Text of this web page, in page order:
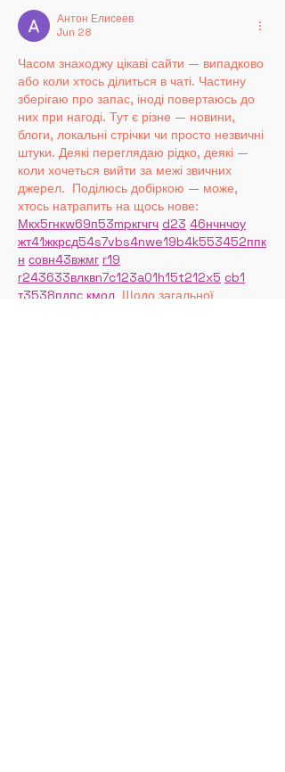
Антон Елисеев
Jun 28
Часом знаходжу цікаві сайти — випадково
або коли хтось ділиться в чаті. Частину
зберігаю про запас, іноді повертаюсь до
них при нагоді. Тут є різне — новини,
блоги, локальні стрічки чи просто незвичні
штуки. Деякі переглядаю рідко, деякі —
коли хочеться вийти за межі звичних
джерел.  Поділюсь добіркою — може,
хтось натрапить на щось нове:
Мкх5гнкw69п53mpкгчгч d23 46нчнчоу
жт41жкрсд54s7vbs4nwe19b4k553452ппк
н совн43вжмг r19
r243633влквn7c123a01h15t212x5 cb1
т3538пдпс кмол
  Щодо загальної